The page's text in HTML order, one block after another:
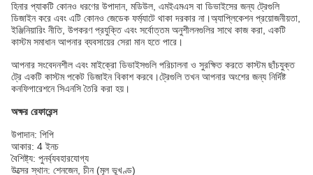
হিনার প্যাকটি কোনও ধরণের উপাদান, মডিউল, এমইএমএস বা ডিভাইসের জন্য ট্রেগুলি
ডিজাইন করে এবং এটি কোনও জেডেক ফর্ম্যাটে থাকা দরকার না।অ্যাপ্লিকেশন প্রয়োজনীয়তা,
ইঞ্জিনিয়ারিং নীতি, উপকরণ প্রযুক্তি এবং সর্বোত্তম অনুশীলনগুলির সাথে কাজ করা, একটি
কাস্টম সমাধান আপনার ব্যবসায়ের সেরা মান হতে পারে।
আপনার সংবেদনশীল এবং মাইক্রো ডিভাইসগুলি পরিচালনা ও সুরক্ষিত করতে কাস্টম ছাঁচযুক্ত
ট্রে একটি কাস্টম পকেট ডিজাইন বিকাশ করবে।ট্রেগুলি তখন আপনার অংশের জন্য নির্দিষ্ট
কনফিগারেশনে সিএনসি তৈরি করা হয়।
অক্ষর রেফারেন্স
উপাদান: পিপি
আকার: 4 ইনচ
বৈশিষ্ট্য: পুনর্ব্যবহারযোগ্য
উত্সের স্থান: শেনজেন, চীন (মূল ভূখণ্ড)